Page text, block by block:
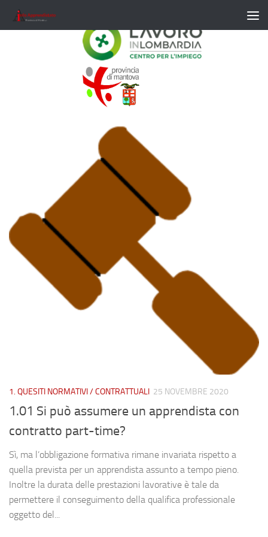
Salta al contenuto
1. QUESITI NORMATIVI / CONTRATTUALI 25 NOVEMBRE 2020
1.01 Si può assumere un apprendista con
contratto part-time?
Sì, ma l’obbligazione formativa rimane invariata rispetto a
quella prevista per un apprendista assunto a tempo pieno.
Inoltre la durata delle prestazioni lavorative è tale da
permettere il conseguimento della qualifica professionale
oggetto del...